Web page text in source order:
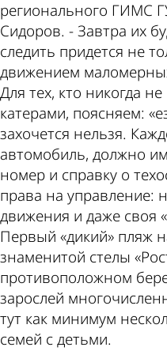
регионального ГИМС
Сидоров. - Завтра их
следить придется не
движением
Для тех, кто никогда
катерами, поясняем:
захочется нельзя.
автомобиль, должно
номер и справку о
права на управление:
движения и даже своя
Первый «дикий» пляж
знаменитой стелы
противоположном
зарослей
тут как минимум
семей с детьми.